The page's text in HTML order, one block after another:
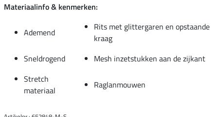
Materiaalinfo & kenmerken:
Ademend
Rits met glittergaren en opstaande
kraag
Sneldrogend
Mesh inzetstukken aan de zijkant
Stretch
materiaal
Raglanmouwen